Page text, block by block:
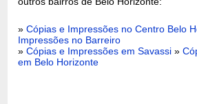
»Cópias e Impressões no Centro Belo
Impressões no Barreiro
»Cópias e Impressões em Savassi »
em Belo Horizonte